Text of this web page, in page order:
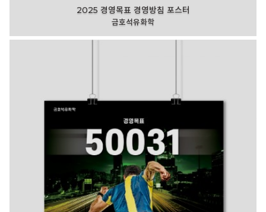
2025 경영목표 경영방침 포스터
금호석유화학